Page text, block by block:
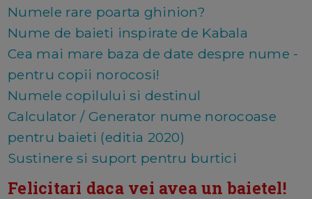
Numele rare poarta ghinion?
Nume de baieti inspirate de Kabala
Cea mai mare baza de date despre nume -
pentru copii norocosi!
Numele copilului si destinul
Calculator / Generator nume norocoase
pentru baieti (editia 2020)
Sustinere si suport pentru burtici
Felicitari daca vei avea un baietel!